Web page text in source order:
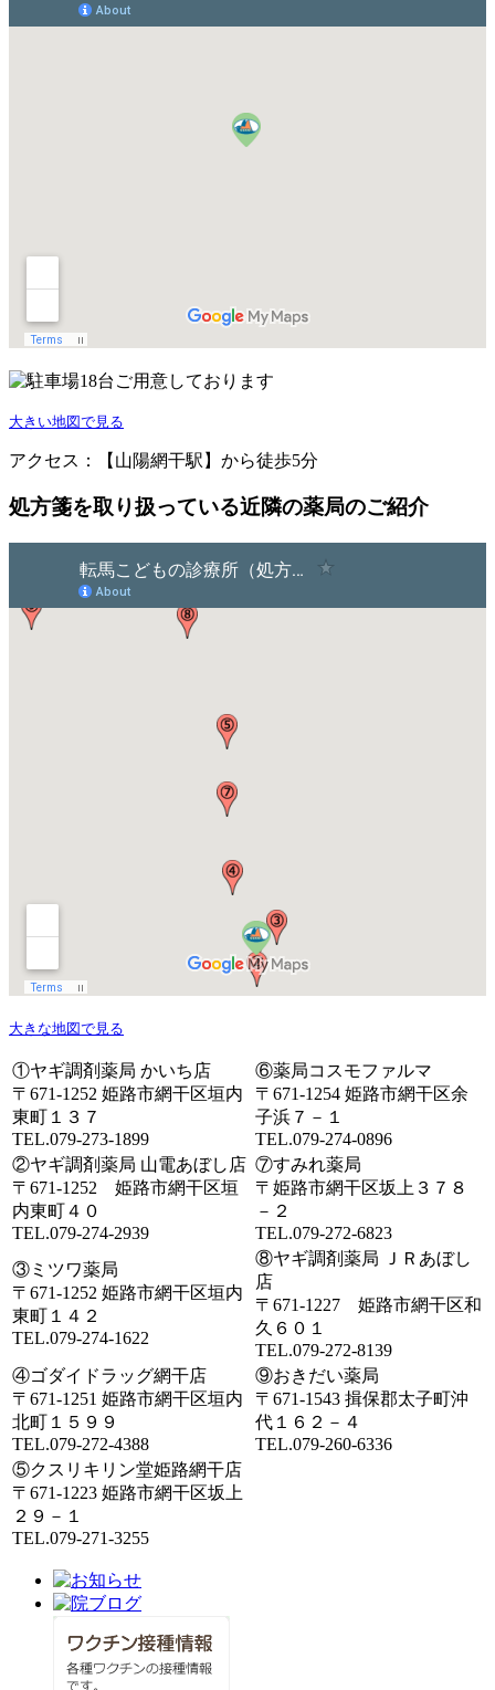
大きい地図で見る
アクセス：【山陽網干駅】から徒歩5分
処方箋を取り扱っている近隣の薬局のご紹介
大きな地図で見る
①ヤギ調剤薬局 かいち店
〒671-1252 姫路市網干区垣内
東町１３７
TEL.079-273-1899
⑥薬局コスモファルマ
〒671-1254 姫路市網干区余
子浜７－１
TEL.079-274-0896
②ヤギ調剤薬局 山電あぼし店
〒671-1252 姫路市網干区垣
内東町４０
TEL.079-274-2939
⑦すみれ薬局
〒姫路市網干区坂上３７８
－２
TEL.079-272-6823
③ミツワ薬局
〒671-1252 姫路市網干区垣内
東町１４２
TEL.079-274-1622
⑧ヤギ調剤薬局 ＪＲあぼし
店
〒671-1227 姫路市網干区和
久６０１
TEL.079-272-8139
④ゴダイドラッグ網干店
〒671-1251 姫路市網干区垣内
北町１５９９
TEL.079-272-4388
⑨おきだい薬局
〒671-1543 揖保郡太子町沖
代１６２－４
TEL.079-260-6336
⑤クスリキリン堂姫路網干店
〒671-1223 姫路市網干区坂上
２９－１
TEL.079-271-3255